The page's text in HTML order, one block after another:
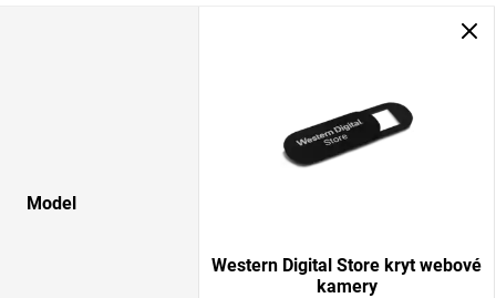
Model
Western Digital Store kryt webové
kamery